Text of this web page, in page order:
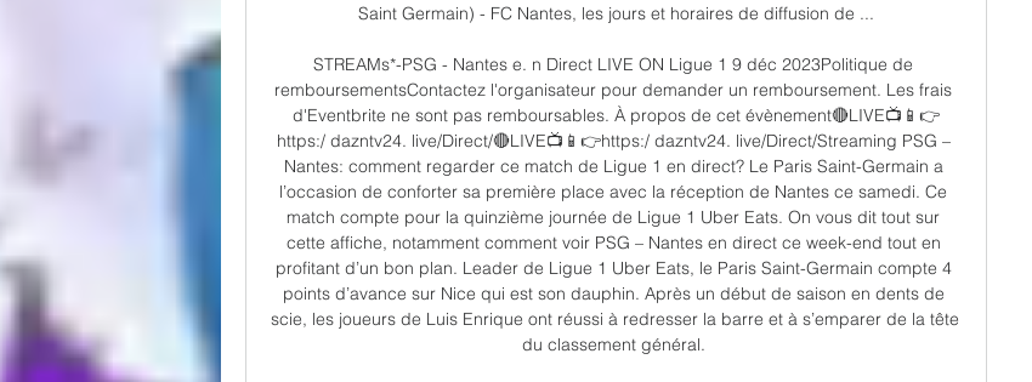
Saint Germain) - FC Nantes, les jours et horaires de diffusion de ...
STREAMs*-PSG - Nantes e. n Direct LIVE ON Ligue 1 9 déc 2023Politique de
remboursementsContactez l'organisateur pour demander un remboursement. Les frais
d'Eventbrite ne sont pas remboursables. À propos de cet évènement🔴LIVE📺📱👉
https:/ dazntv24. live/Direct/🔴LIVE📺📱👉https:/ dazntv24. live/Direct/Streaming PSG –
Nantes: comment regarder ce match de Ligue 1 en direct? Le Paris Saint-Germain a
l’occasion de conforter sa première place avec la réception de Nantes ce samedi. Ce
match compte pour la quinzième journée de Ligue 1 Uber Eats. On vous dit tout sur
cette affiche, notamment comment voir PSG – Nantes en direct ce week-end tout en
profitant d’un bon plan. Leader de Ligue 1 Uber Eats, le Paris Saint-Germain compte 4
points d’avance sur Nice qui est son dauphin. Après un début de saison en dents de
scie, les joueurs de Luis Enrique ont réussi à redresser la barre et à s’emparer de la tête
du classement général.